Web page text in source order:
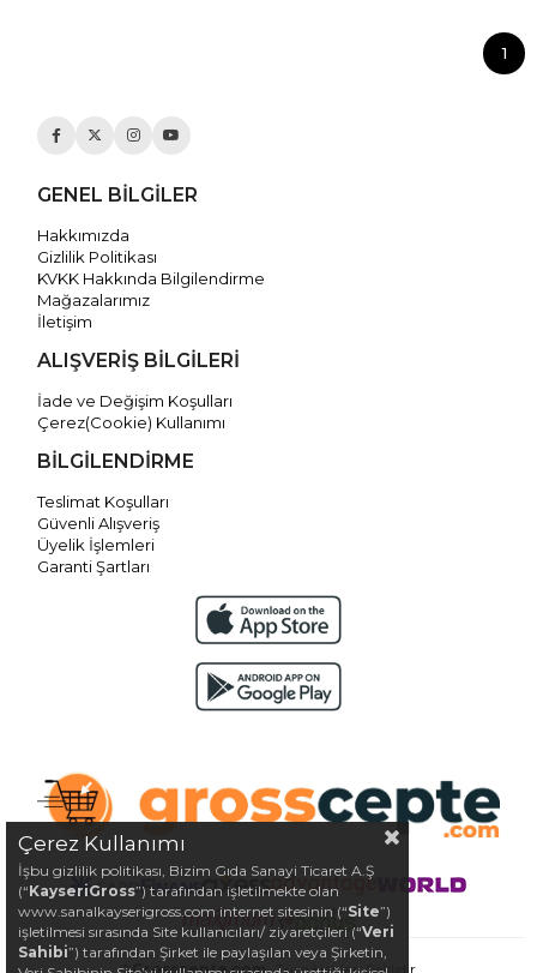
1
GENEL BİLGİLER
Hakkımızda
Gizlilik Politikası
KVKK Hakkında Bilgilendirme
Mağazalarımız
İletişim
ALIŞVERİŞ BİLGİLERİ
İade ve Değişim Koşulları
Çerez(Cookie) Kullanımı
BİLGİLENDİRME
Teslimat Koşulları
Güvenli Alışveriş
Üyelik İşlemleri
Garanti Şartları
©Grosscepte.com- Tüm Hakları Saklıdır.
Çerez Kullanımı
İşbu gizlilik politikası, Bizim Gıda Sanayi Ticaret A.Ş
(“KayseriGross”) tarafından işletilmekte olan
www.sanalkayserigross.com internet sitesinin (“Site”)
işletilmesi sırasında Site kullanıcıları/ ziyaretçileri (“Veri
Sahibi”) tarafından Şirket ile paylaşılan veya Şirketin,